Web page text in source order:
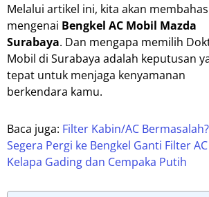
Melalui artikel ini, kita akan membahas
mengenai Bengkel AC Mobil Mazda
Surabaya. Dan mengapa memilih
Mobil di Surabaya adalah keputusan
tepat untuk menjaga kenyamanan
berkendara kamu.
Baca juga: Filter Kabin/AC Bermasalah?
Segera Pergi ke Bengkel Ganti Filter
Kelapa Gading dan Cempaka Putih